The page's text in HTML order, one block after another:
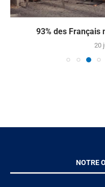
93% des Français
20
NOTRE